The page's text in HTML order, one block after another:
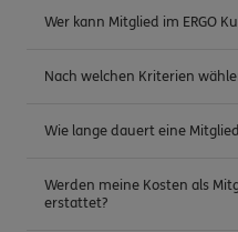
Wer kann Mitglied im ERGO
Nach welchen Kriterien
Wie lange dauert eine
Werden meine Kosten als
erstattet?